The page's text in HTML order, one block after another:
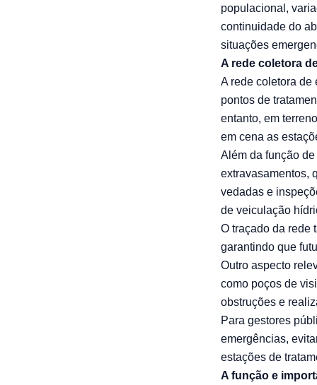
populacional,
continuidade do
situações
A rede coletora
A rede coletora de
pontos de
entanto, em
em cena as
Além da função
extravasamentos,
vedadas e
de veiculação
O traçado da rede
garantindo que
Outro aspecto
como poços de
obstruções e
Para gestores
emergências,
estações de
A função e